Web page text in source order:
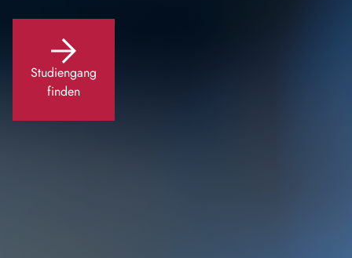
Studiengang
finden